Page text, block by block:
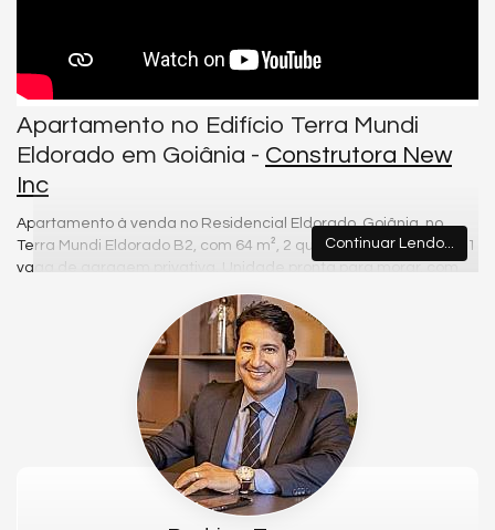
Apartamento no Edifício Terra Mundi
Eldorado em Goiânia - Construtora New
Inc
Apartamento à venda no Residencial Eldorado, Goiânia, no
Terra Mundi Eldorado B2, com 64 m², 2 quartos sendo 1 suíte e 1
vaga de garagem privativa. Unidade pronta para morar, com
localização estratégica próxima ao Shopping Plaza d’Oro e ao
Parque Bernardo Elis.
Planta funcional com integração entre sala, cozinha e área de
convivência, proporcionando conforto e praticidade. Ambientes
bem iluminados, ventilação natural e acabamento em
porcelanato com gesso rebaixado.
Diferenciais do imóvel
64 m² | 2 quartos (1 suíte) | Porcelanato 60x60 | Gesso rebaixado
Continuar Lendo...